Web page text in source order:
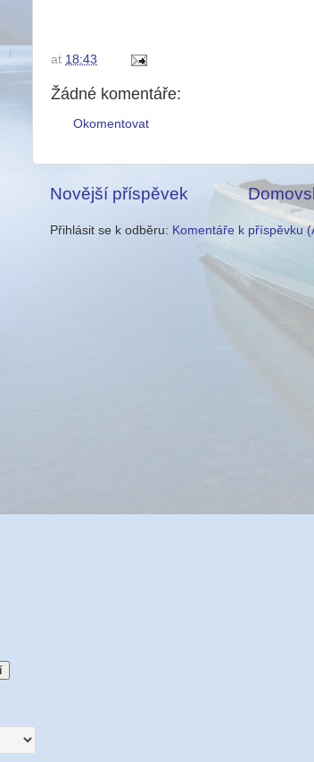
at 18:43
Žádné komentáře:
Okomentovat
Novější příspěvek
Přihlásit se k odběru: Komentáře k příspěvku